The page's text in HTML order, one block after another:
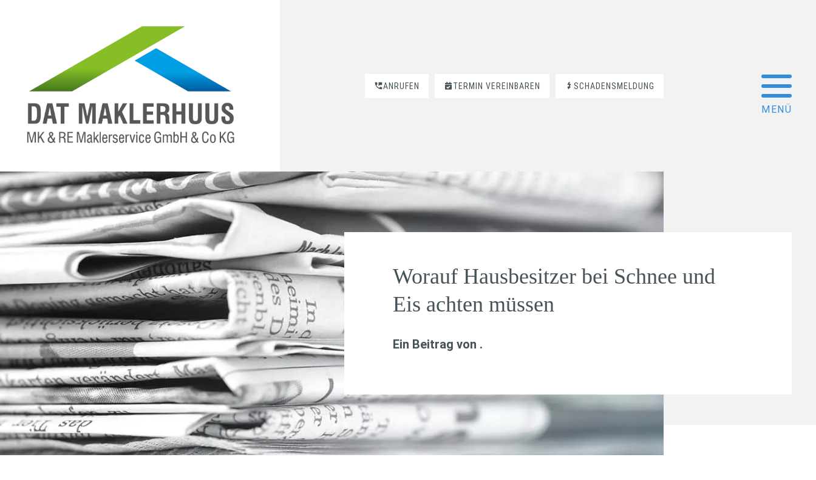
ANRUFEN TERMIN VEREINBAREN SCHADENSMELDUNG
Worauf Hausbesitzer bei Schnee und
Eis achten müssen
Ein Beitrag von .